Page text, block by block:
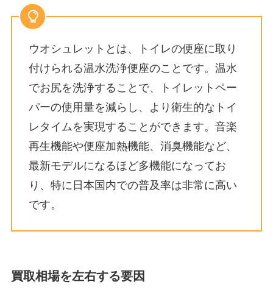
ウオシュレットとは、トイレの便座に取り
付けられる温水洗浄便座のことです。温水
でお尻を洗浄することで、トイレットペー
パーの使用量を減らし、より衛生的なトイ
レタイムを実現することができます。音楽
再生機能や便座加熱機能、消臭機能など、
最新モデルになるほど多機能になってお
り、特に日本国内での普及率は非常に高い
です。
買取相場を左右する要因